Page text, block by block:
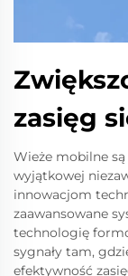
zasięg
Wieże mobilne
wyjątkowej
innowacjom
zaawansowane
technologię
sygnały tam,
efektywność